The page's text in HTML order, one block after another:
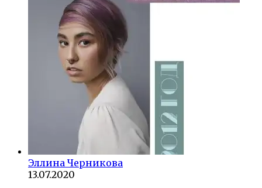
Эллина Черникова
13.07.2020